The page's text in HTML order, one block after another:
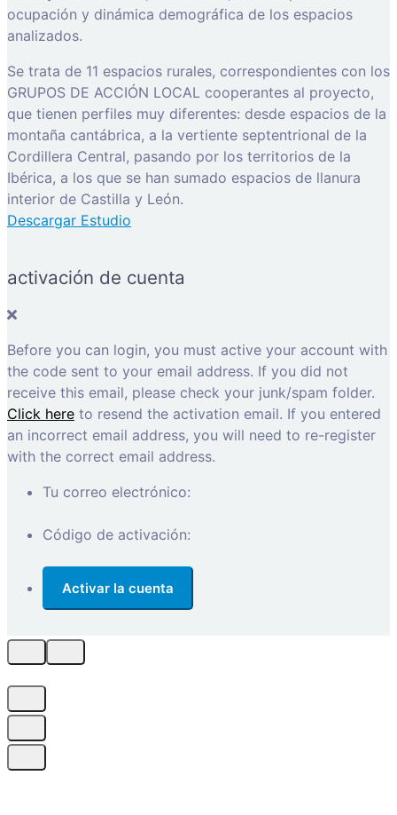
ocupación y dinámica demográfica de los espacios
analizados.
Se trata de 11 espacios rurales, correspondientes con los
GRUPOS DE ACCIÓN LOCAL cooperantes al proyecto,
que tienen perfiles muy diferentes: desde espacios de la
montaña cantábrica, a la vertiente septentrional de la
Cordillera Central, pasando por los territorios de la
Ibérica, a los que se han sumado espacios de llanura
interior de Castilla y León.
Descargar Estudio
activación de cuenta
Before you can login, you must active your account with
the code sent to your email address. If you did not
receive this email, please check your junk/spam folder.
Click here to resend the activation email. If you entered
an incorrect email address, you will need to re-register
with the correct email address.
Tu correo electrónico:
Código de activación: